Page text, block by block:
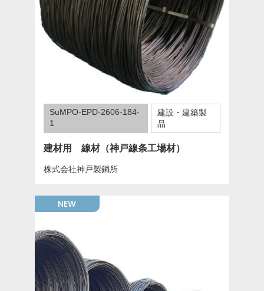
SuMPO-EPD-2606-184-
1
建設・建築製
品
建材用 線材（神戸線条工場材）
株式会社神戸製鋼所
NEW